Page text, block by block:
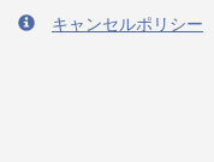
キャンセルポリシー